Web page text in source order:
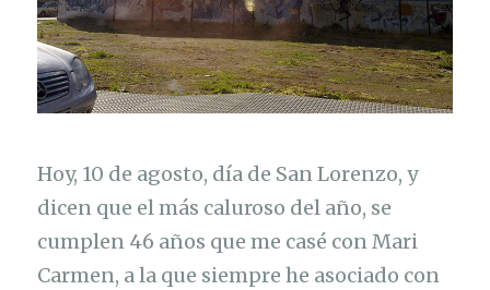
Hoy, 10 de agosto, día de San Lorenzo, y
dicen que el más caluroso del año, se
cumplen 46 años que me casé con Mari
Carmen, a la que siempre he asociado con